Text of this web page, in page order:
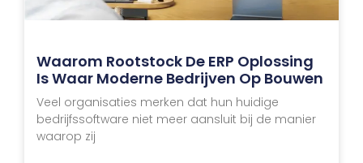
Waarom Rootstock De ERP Oplossing
Is Waar Moderne Bedrijven Op Bouwen
Veel organisaties merken dat hun huidige
bedrijfssoftware niet meer aansluit bij de manier
waarop zij